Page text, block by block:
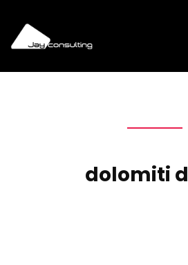
dolomiti